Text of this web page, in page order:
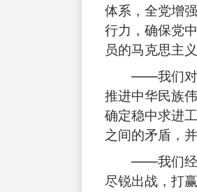
体系，全党增
行力，确保党
员的马克思主
——我们对
推进中华民族
确定稳中求进
之间的矛盾，
——我们经
尽锐出战，打